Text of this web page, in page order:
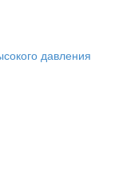
давления